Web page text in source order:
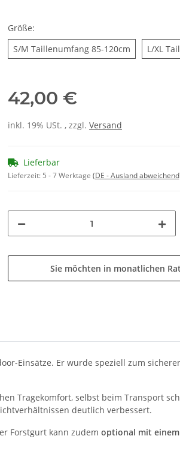
Größe:
S/M Taillenumfang 85-120cm S/ML/XL
42,00 €
inkl. 19% USt. , zzgl. Versand
Lieferbar
Lieferzeit: 5 - 7 Werktage (DE - Ausland
Sie möchten in monatlichen
Einsätze. Er wurde speziell zum
Tragekomfort, selbst beim Transport
deutlich verbessert.
Forstgurt kann zudem optional mit